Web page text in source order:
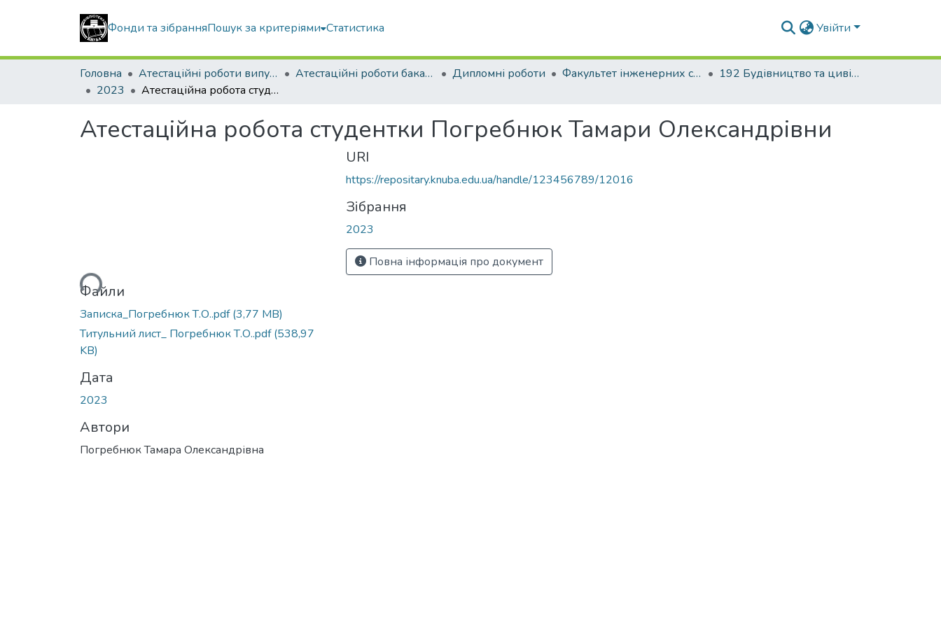
Фонди та зібранняПошук за критеріями Статистика Увійти
Головна Атестаційні роботи випускників Атестаційні роботи бакалаврів Дипломні роботи Факультет інженерних систем та екології
192 Будівництво та цивільна інженерія. Теплогазопостачання і вентиляція
2023
Атестаційна робота студентки Погребнюк Тамари Олександрівни
Атестаційна робота студентки Погребнюк Тамари Олександрівни
Вантажиться...Файли
Записка_Погребнюк Т.О..pdf(3,77 MB)
Титульний лист_ Погребнюк Т.О..pdf(538,97
KB)
Дата
2023
Автори
Погребнюк Тамара Олександрівна
URI
https://repositary.knuba.edu.ua/handle/123456789/12016
Зібрання
2023
Повна інформація про документ